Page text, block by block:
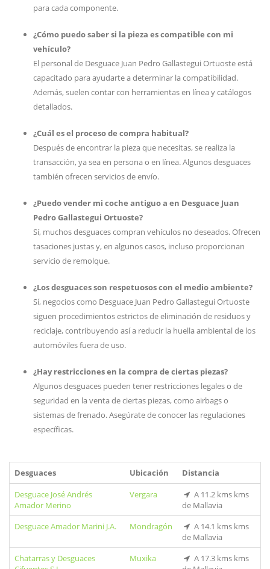
para cada componente.
¿Cómo puedo saber si la pieza es compatible con mi
vehículo?
El personal de Desguace Juan Pedro Gallastegui Ortuoste está
capacitado para ayudarte a determinar la compatibilidad.
Además, suelen contar con herramientas en línea y catálogos
detallados.
¿Cuál es el proceso de compra habitual?
Después de encontrar la pieza que necesitas, se realiza la
transacción, ya sea en persona o en línea. Algunos desguaces
también ofrecen servicios de envío.
¿Puedo vender mi coche antiguo a en Desguace Juan
Pedro Gallastegui Ortuoste?
Sí, muchos desguaces compran vehículos no deseados. Ofrecen
tasaciones justas y, en algunos casos, incluso proporcionan
servicio de remolque.
¿Los desguaces son respetuosos con el medio ambiente?
Sí, negocios como Desguace Juan Pedro Gallastegui Ortuoste
siguen procedimientos estrictos de eliminación de residuos y
reciclaje, contribuyendo así a reducir la huella ambiental de los
automóviles fuera de uso.
¿Hay restricciones en la compra de ciertas piezas?
Algunos desguaces pueden tener restricciones legales o de
seguridad en la venta de ciertas piezas, como airbags o
sistemas de frenado. Asegúrate de conocer las regulaciones
específicas.
Desguaces Ubicación
Distancia
Desguace José Andrés
Amador Merino
Vergara
A 11.2 kms kms
de Mallavia
Desguace Amador Marini J.A.
Mondragón
A 14.1 kms kms
de Mallavia
Chatarras y Desguaces
Muxika
A 17.3 kms kms